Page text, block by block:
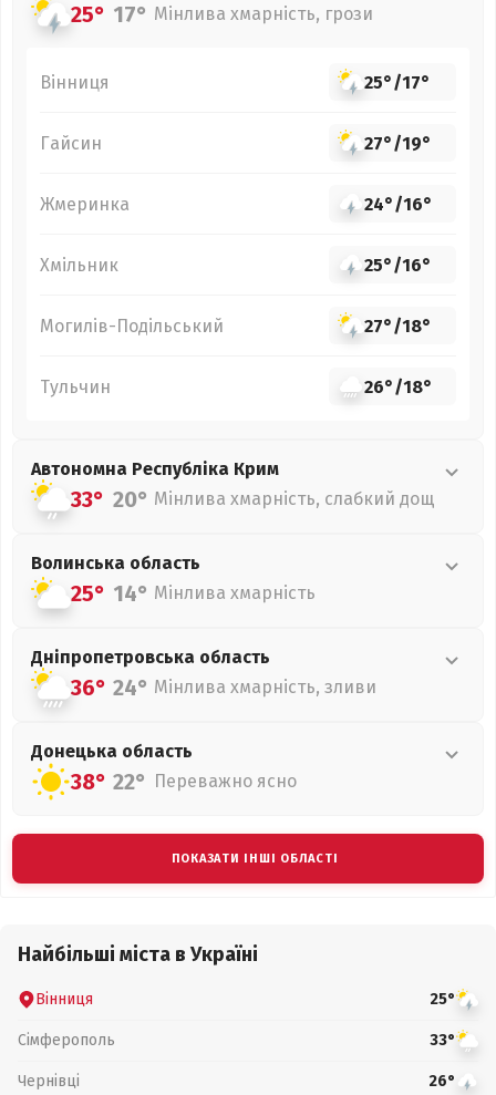
25° 17° Мінлива хмарність, грози
Вінниця 25°/17°
Гайсин 27°/19°
Жмеринка 24°/16°
Хмільник 25°/16°
Могилів-Подільський 27°/18°
Тульчин 26°/18°
Автономна Республіка Крим
33° 20° Мінлива хмарність, слабкий дощ
Волинська область
25° 14° Мінлива хмарність
Дніпропетровська область
36° 24° Мінлива хмарність, зливи
Донецька область
38° 22° Переважно ясно
ПОКАЗАТИ ІНШІ ОБЛАСТІ
Найбільші міста в Україні
Вінниця 25°
Сімферополь 33°
Чернівці 26°